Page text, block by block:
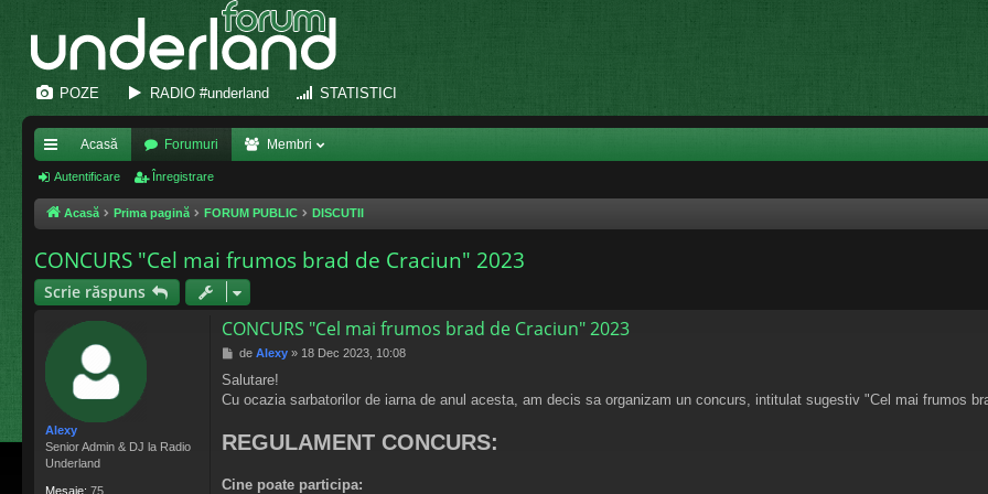
POZE RADIO #underland STATISTICI
eg
ăt
ra
pi
de
Acasă Forumuri Membri
Autentificare Înregistrare
Acasă Prima pagină FORUM PUBLIC DISCUTII
CONCURS "Cel mai frumos brad de Craciun" 2023
Scrie răspuns
Alexy
Senior Admin & DJ la Radio
Underland
Mesaje: 75
CONCURS "Cel mai frumos brad de Craciun" 2023
M
s
a
de Alexy» 18 Dec 2023, 10:08
Salutare!
Cu ocazia sarbatorilor de iarna de anul acesta, am decis sa organizam un concurs, intitulat sugestiv "Cel mai frumos
REGULAMENT CONCURS:
Cine poate participa: